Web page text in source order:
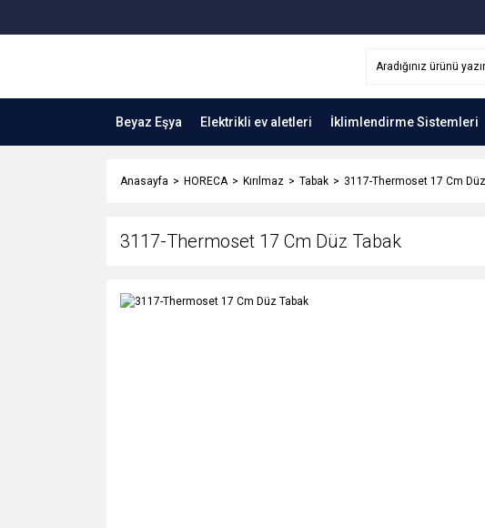
Beyaz Eşya Elektrikli ev aletleri İklimlendirme Sistemleri
Anasayfa HORECA Kırılmaz Tabak 3117-Thermoset 17 Cm
3117-Thermoset 17 Cm Düz Tabak